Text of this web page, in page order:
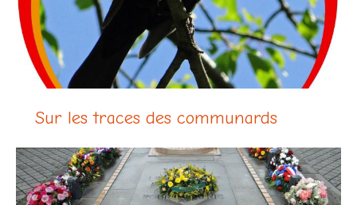
Sur les traces des communards